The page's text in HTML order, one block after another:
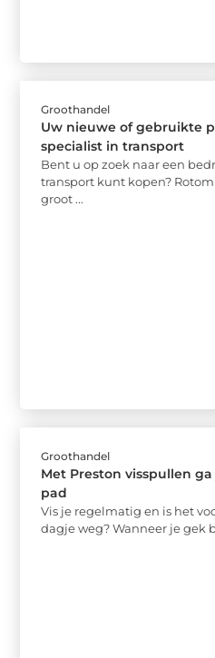
Groothandel
Uw nieuwe of gebruikte
specialist in transport
Bent u op zoek naar een
transport kunt kopen?
groot ...
Groothandel
Met Preston visspullen
pad
Vis je regelmatig en is het
dagje weg? Wanneer je gek